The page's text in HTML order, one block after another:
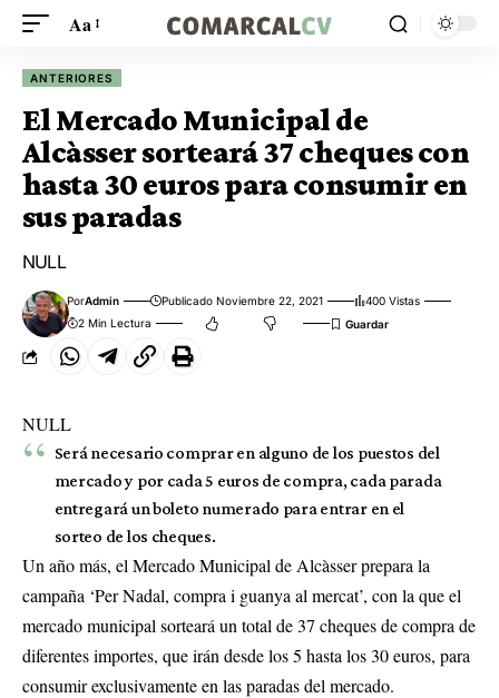
Aa
ANTERIORES
El Mercado Municipal de
Alcàsser sorteará 37 cheques con
hasta 30 euros para consumir en
sus paradas
NULL
PorAdmin Publicado Noviembre 22, 2021
400 Vistas
2 Min Lectura
NULL
Será necesario comprar en alguno de los puestos del
mercado y por cada 5 euros de compra, cada parada
entregará un boleto numerado para entrar en el
sorteo de los cheques.
Un año más, el Mercado Municipal de Alcàsser prepara la
campaña ‘Per Nadal, compra i guanya al mercat’, con la que el
mercado municipal sorteará un total de 37 cheques de compra de
diferentes importes, que irán desde los 5 hasta los 30 euros, para
consumir exclusivamente en las paradas del mercado.